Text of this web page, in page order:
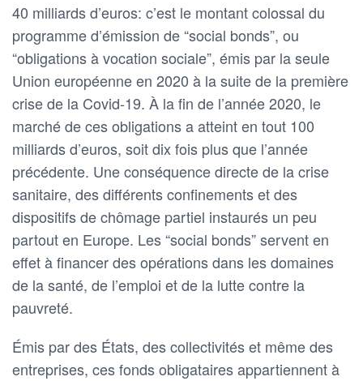
40 milliards d’euros: c’est le montant colossal du
programme d’émission de “social bonds”, ou
“obligations à vocation sociale”, émis par la seule
Union européenne en 2020 à la suite de la première
crise de la Covid-19. À la fin de l’année 2020, le
marché de ces obligations a atteint en tout 100
milliards d’euros, soit dix fois plus que l’année
précédente. Une conséquence directe de la crise
sanitaire, des différents confinements et des
dispositifs de chômage partiel instaurés un peu
partout en Europe. Les “social bonds” servent en
effet à financer des opérations dans les domaines
de la santé, de l’emploi et de la lutte contre la
pauvreté.
Émis par des États, des collectivités et même des
entreprises, ces fonds obligataires appartiennent à